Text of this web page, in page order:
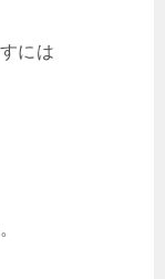
には